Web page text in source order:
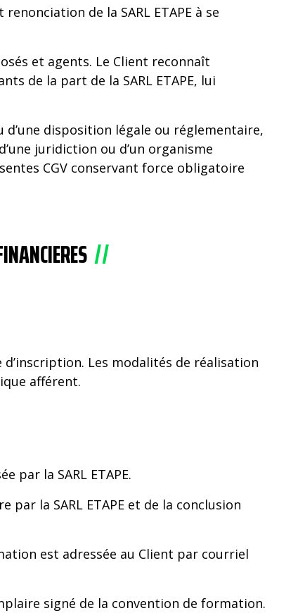
de la SARL ETAPE à se
et agents. Le Client reconnaît
de la part de la SARL ETAPE, lui
disposition légale ou réglementaire,
juridiction ou d’un organisme
CGV conservant force obligatoire
Les modalités de réalisation
afférent.
par la SARL ETAPE.
par la SARL ETAPE et de la conclusion
est adressée au Client par courriel
signé de la convention de formation.